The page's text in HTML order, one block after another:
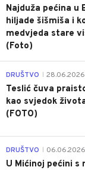
Najduža pećina u
hiljade šišmiša i
medvjeda stare
(Foto)
DRUŠTVO
Teslić čuva
kao svjedok
(FOTO)
DRUŠTVO
U Mićinoj pećini s